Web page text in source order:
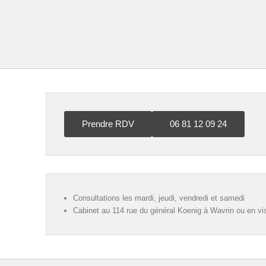
Prendre RDV 06 81 12 09 24
Consultations les mardi, jeudi, vendredi et samedi
Cabinet au 114 rue du général Koenig à Wavrin ou en